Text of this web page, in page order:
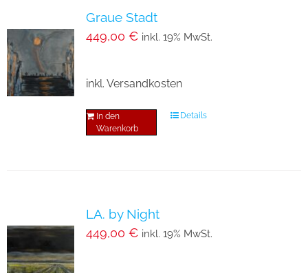
Graue Stadt
449,00 € inkl. 19% MwSt.
inkl. Versandkosten
In den
Warenkorb
Details
LA. by Night
449,00 € inkl. 19% MwSt.